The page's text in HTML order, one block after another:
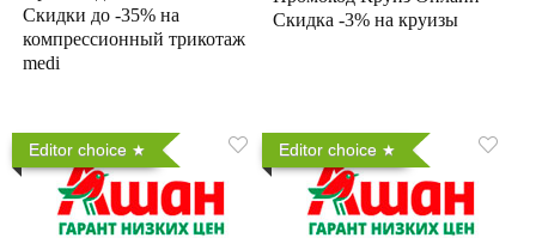
Скидки до -35% на
компрессионный трикотаж
medi
Скидка -3% на круизы
Editor choice Editor choice